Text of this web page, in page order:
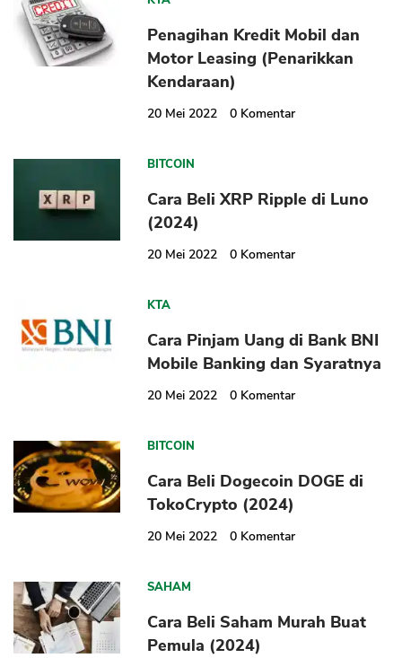
Penagihan Kredit Mobil dan
Motor Leasing (Penarikkan
Kendaraan)
20 Mei 2022 0 Komentar
BITCOIN
Cara Beli XRP Ripple di Luno
(2024)
20 Mei 2022 0 Komentar
KTA
Cara Pinjam Uang di Bank BNI
Mobile Banking dan Syaratnya
20 Mei 2022 0 Komentar
BITCOIN
Cara Beli Dogecoin DOGE di
TokoCrypto (2024)
20 Mei 2022 0 Komentar
SAHAM
Cara Beli Saham Murah Buat
Pemula (2024)